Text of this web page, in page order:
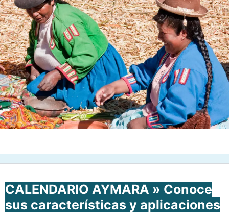
CALENDARIO AYMARA » Conoce
sus características y aplicaciones